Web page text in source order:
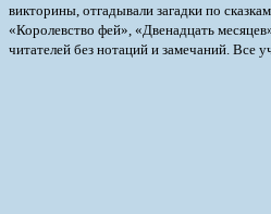
викторины, отгадывали загадки по
«Королевство фей», «Двенадцать
читателей без нотаций и замечаний. Все